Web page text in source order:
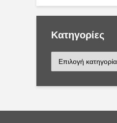
Kατηγορίες
η